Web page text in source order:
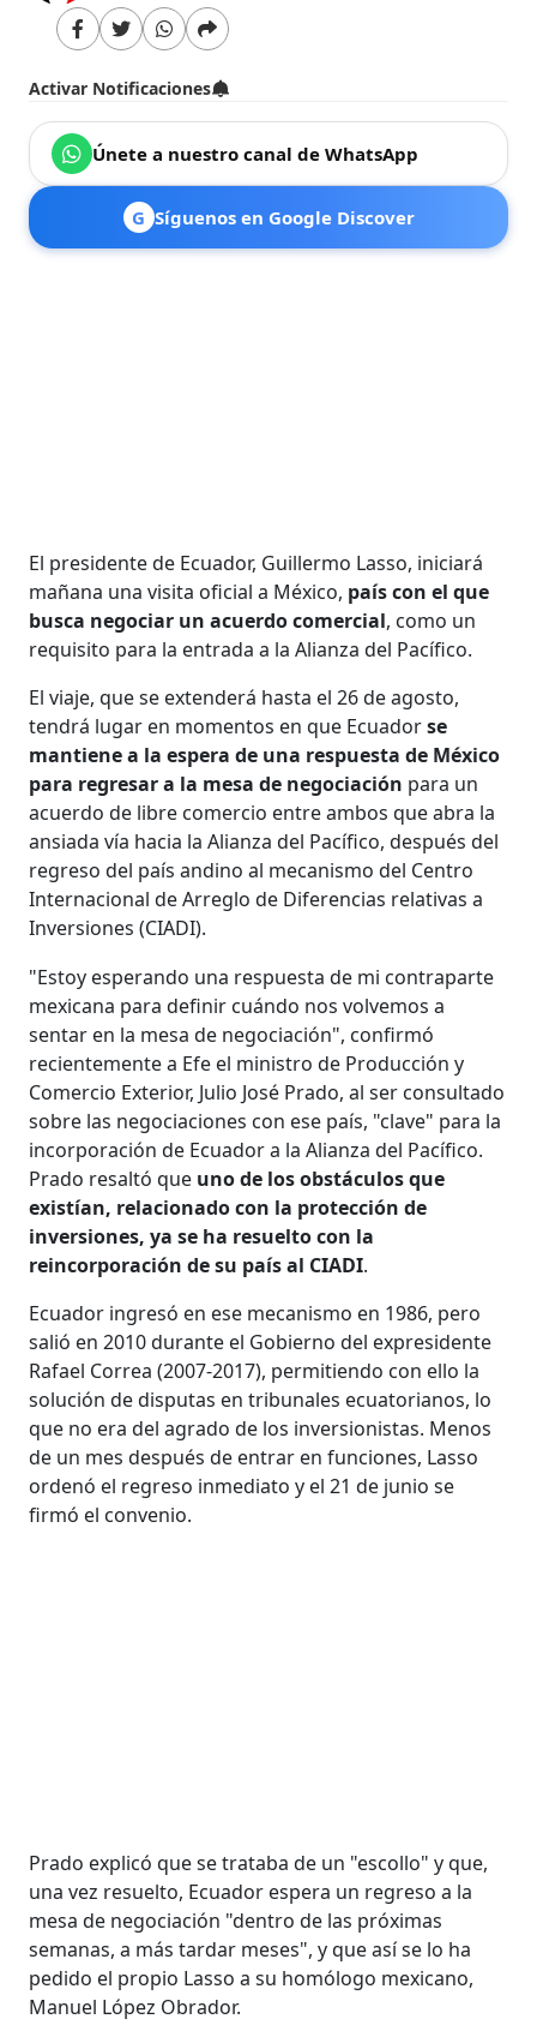
Activar Notificaciones
Únete a nuestro canal de WhatsApp
G Síguenos en Google Discover
El presidente de Ecuador, Guillermo Lasso, iniciará
mañana una visita oficial a México, país con el que
busca negociar un acuerdo comercial, como un
requisito para la entrada a la Alianza del Pacífico.
El viaje, que se extenderá hasta el 26 de agosto,
tendrá lugar en momentos en que Ecuadorse
mantiene a la espera de una respuesta de México
para regresar a la mesa de negociación para un
acuerdo de libre comercio entre ambos que abra la
ansiada vía hacia la Alianza del Pacífico, después del
regreso del país andino al mecanismo del Centro
Internacional de Arreglo de Diferencias relativas a
Inversiones (CIADI).
"Estoy esperando una respuesta de mi contraparte
mexicana para definir cuándo nos volvemos a
sentar en la mesa de negociación", confirmó
recientemente a Efe el ministro de Producción y
Comercio Exterior, Julio José Prado, al ser consultado
sobre las negociaciones con ese país, "clave" para la
incorporación de Ecuador a la Alianza del Pacífico.
Prado resaltó que uno de los obstáculos que
existían, relacionado con la protección de
inversiones, ya se ha resuelto con la
reincorporación de su país al CIADI.
Ecuador ingresó en ese mecanismo en 1986, pero
salió en 2010 durante el Gobierno del expresidente
Rafael Correa (2007-2017), permitiendo con ello la
solución de disputas en tribunales ecuatorianos, lo
que no era del agrado de los inversionistas. Menos
de un mes después de entrar en funciones, Lasso
ordenó el regreso inmediato y el 21 de junio se
firmó el convenio.
Prado explicó que se trataba de un "escollo" y que,
una vez resuelto, Ecuador espera un regreso a la
mesa de negociación "dentro de las próximas
semanas, a más tardar meses", y que así se lo ha
pedido el propio Lasso a su homólogo mexicano,
Manuel López Obrador.